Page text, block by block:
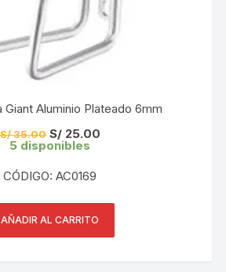
Giant Aluminio Plateado 6mm
S/35.00 El
precio
S/ 35.00.
S/25.00El
5 disponibles
CÓDIGO: AC0169
AÑADIR AL CARRITO